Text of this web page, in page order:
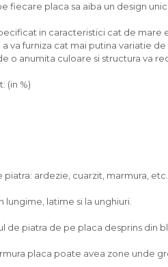
fiecare placa sa aiba un design
in caracteristici cat de
furniza cat mai putina variatie de
o anumita culoare si structura va
(in %)
ardezie, cuarzit, marmura, etc.
lungime, latime si la unghiuri.
de piatra de pe placa desprins din
placa poate avea zone unde